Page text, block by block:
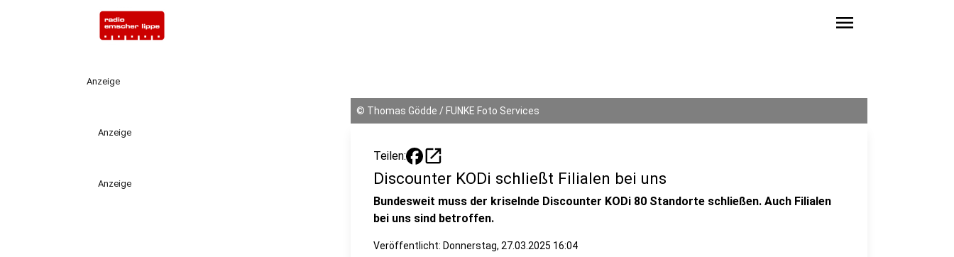
menu
Anzeige
Anzeige
Anzeige
© Thomas Gödde / FUNKE Foto Services
Teilen: open_in_new
Discounter KODi schließt Filialen bei uns
Bundesweit muss der kriselnde Discounter KODi 80 Standorte schließen. Auch Filialen
bei uns sind betroffen.
Veröffentlicht: Donnerstag, 27.03.2025 16:04